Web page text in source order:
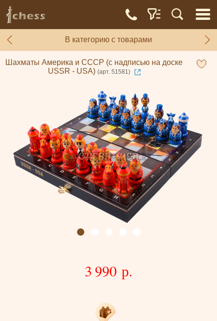
В категорию с товарами
Шахматы Америка и СССР (с надписью на доске
USSR - USA) (арт. 51581)
3 990 р.